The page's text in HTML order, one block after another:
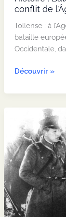
conflit de
Tollense : à
bataille
Occidentale,
Histoire
Bataille
Le
plus
ancien
conflit
l’Âge
du
Découvrir »